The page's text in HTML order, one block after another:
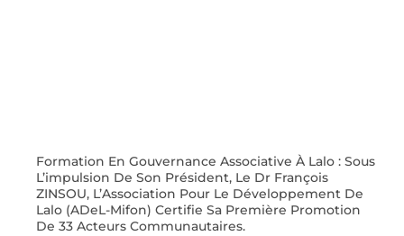
Formation En Gouvernance Associative À Lalo : Sous
L’impulsion De Son Président, Le Dr François
ZINSOU, L’Association Pour Le Développement De
Lalo (ADeL-Mifon) Certifie Sa Première Promotion
De 33 Acteurs Communautaires.